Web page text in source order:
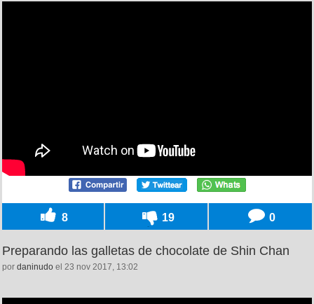
8 19 0
Preparando las galletas de chocolate de Shin Chan
por daninudo el 23 nov 2017, 13:02